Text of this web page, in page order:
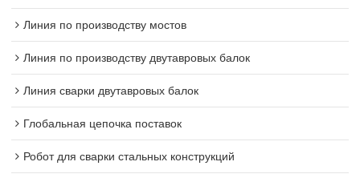
Линия по производству мостов
Линия по производству двутавровых балок
Линия сварки двутавровых балок
Глобальная цепочка поставок
Робот для сварки стальных конструкций